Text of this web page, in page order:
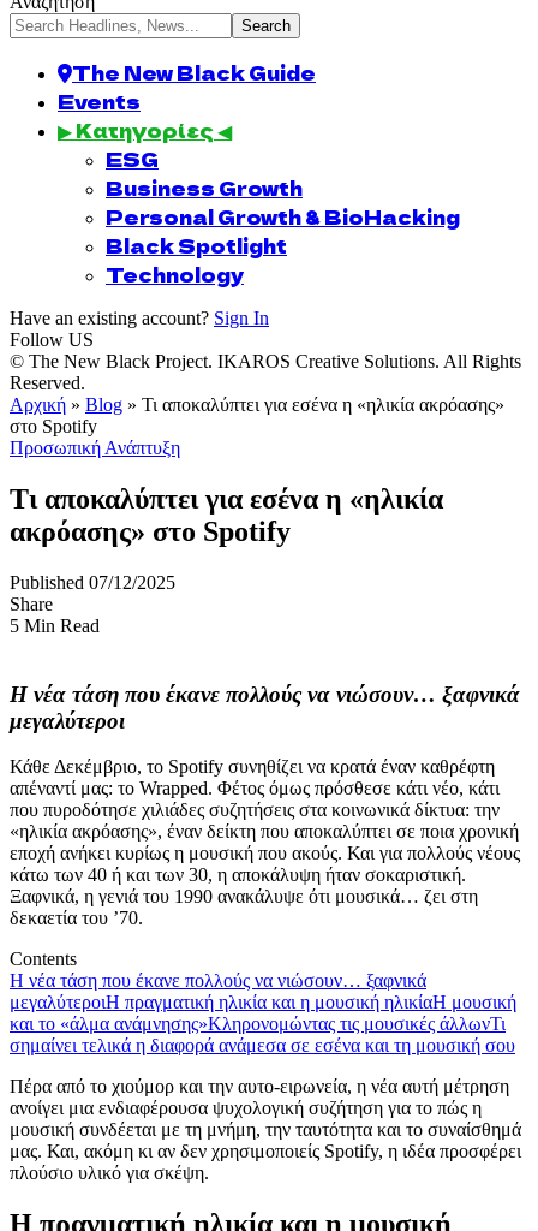
The New Black Guide
Events
▶ Κατηγορίες ◀
ESG
Business Growth
Personal Growth & BioHacking
Black Spotlight
Technology
Have an existing account? Sign In
Follow US
© The New Black Project. IKAROS Creative Solutions. All Rights
Reserved.
Αρχική » Blog » Τι αποκαλύπτει για εσένα η «ηλικία ακρόασης»
στο Spotify
Προσωπική Ανάπτυξη
Τι αποκαλύπτει για εσένα η «ηλικία
ακρόασης» στο Spotify
Published 07/12/2025
Share
5 Min Read
Η νέα τάση που έκανε πολλούς να νιώσουν… ξαφνικά
μεγαλύτεροι
Κάθε Δεκέμβριο, το Spotify συνηθίζει να κρατά έναν καθρέφτη
απέναντί μας: το Wrapped. Φέτος όμως πρόσθεσε κάτι νέο, κάτι
που πυροδότησε χιλιάδες συζητήσεις στα κοινωνικά δίκτυα: την
«ηλικία ακρόασης», έναν δείκτη που αποκαλύπτει σε ποια χρονική
εποχή ανήκει κυρίως η μουσική που ακούς. Και για πολλούς νέους
κάτω των 40 ή και των 30, η αποκάλυψη ήταν σοκαριστική.
Ξαφνικά, η γενιά του 1990 ανακάλυψε ότι μουσικά… ζει στη
δεκαετία του ’70.
Contents
Η νέα τάση που έκανε πολλούς να νιώσουν… ξαφνικά
μεγαλύτεροιΗ πραγματική ηλικία και η μουσική ηλικίαΗ μουσική
και το «άλμα ανάμνησης»Κληρονομώντας τις μουσικές άλλωνΤι
σημαίνει τελικά η διαφορά ανάμεσα σε εσένα και τη μουσική σου
Πέρα από το χιούμορ και την αυτο-ειρωνεία, η νέα αυτή μέτρηση
ανοίγει μια ενδιαφέρουσα ψυχολογική συζήτηση για το πώς η
μουσική συνδέεται με τη μνήμη, την ταυτότητα και το συναίσθημά
μας. Και, ακόμη κι αν δεν χρησιμοποιείς Spotify, η ιδέα προσφέρει
πλούσιο υλικό για σκέψη.
Η πραγματική ηλικία και η μουσική